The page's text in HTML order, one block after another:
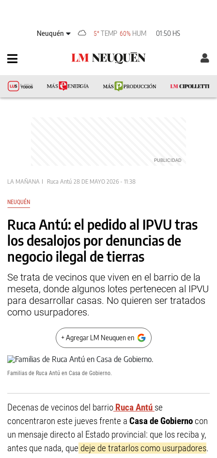
Neuquén 5° TEMP 60% HUM 01:50 HS
LA MAÑANA Ruca Antú 28 DE MAYO 2026 - 11:38
NEUQUÉN
Ruca Antú: el pedido al IPVU tras
los desalojos por denuncias de
negocio ilegal de tierras
Se trata de vecinos que viven en el barrio de la
meseta, donde algunos lotes pertenecen al IPVU
para desarrollar casas. No quieren ser tratados
como usurpadores.
+ Agregar LM Neuquen en
Familias de Ruca Antú en Casa de Gobierno.
Decenas de vecinos del barrio Ruca Antú se
concentraron este jueves frente a Casa de Gobierno con
un mensaje directo al Estado provincial: que los reciba y,
antes que nada, que deje de tratarlos como usurpadores.